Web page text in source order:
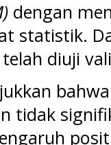
dengan
statistik.
diuji
tidak